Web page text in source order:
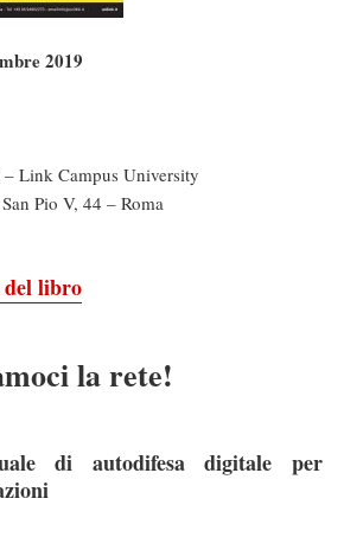
2019
Link Campus University
Pio V, 44 – Roma
del libro
la rete!
di autodifesa digitale per